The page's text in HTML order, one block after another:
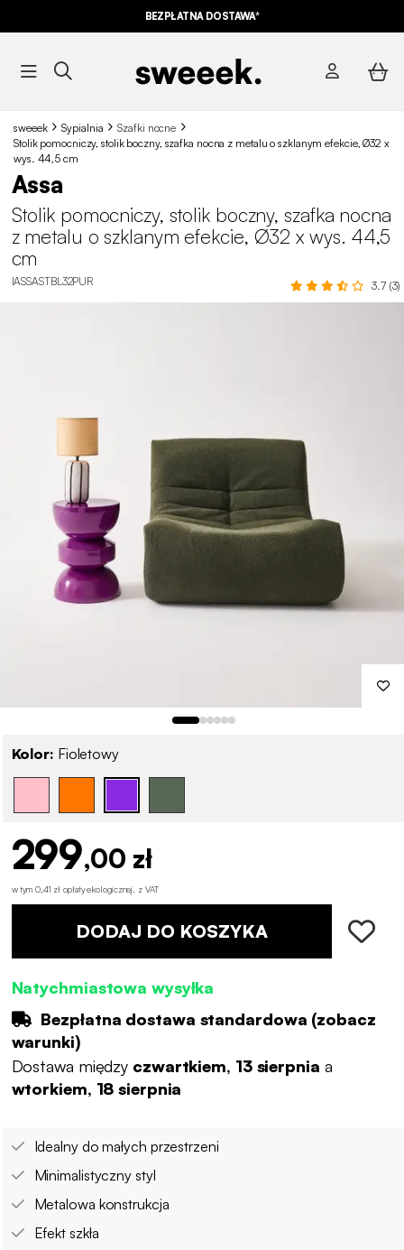
BEZPŁATNA DOSTAWA*
sweeek Sypialnia
Szafki nocne
Stolik pomocniczy, stolik boczny, szafka nocna z metalu o szklanym efekcie, Ø32 x
wys. 44,5 cm
Assa
Stolik pomocniczy, stolik boczny, szafka nocna
z metalu o szklanym efekcie, Ø32 x wys. 44,5
cm
IASSASTBL32PUR 3.7 (3)
Kolor: Fioletowy
299,00 zł
w tym 0,41 zł opłaty ekologicznej z VAT
DODAJ DO KOSZYKA
Natychmiastowa wysyłka
Bezpłatna dostawa standardowa (zobacz
warunki)
Dostawa między czwartkiem, 13 sierpnia a
wtorkiem, 18 sierpnia
Idealny do małych przestrzeni
Minimalistyczny styl
Metalowa konstrukcja
Efekt szkła